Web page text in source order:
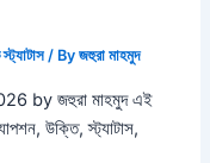
/ Byজহুরা মাহমুদ
by জহুরা মাহমুদ এই
উক্তি, স্ট্যাটাস,